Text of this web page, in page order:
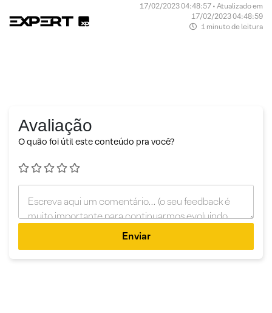
17/02/2023 04:48:57 • Atualizado em
17/02/2023 04:48:59
1 minuto de leitura
Avaliação
O quão foi útil este conteúdo pra você?
Enviar